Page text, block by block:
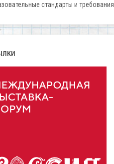
стандарты и требования